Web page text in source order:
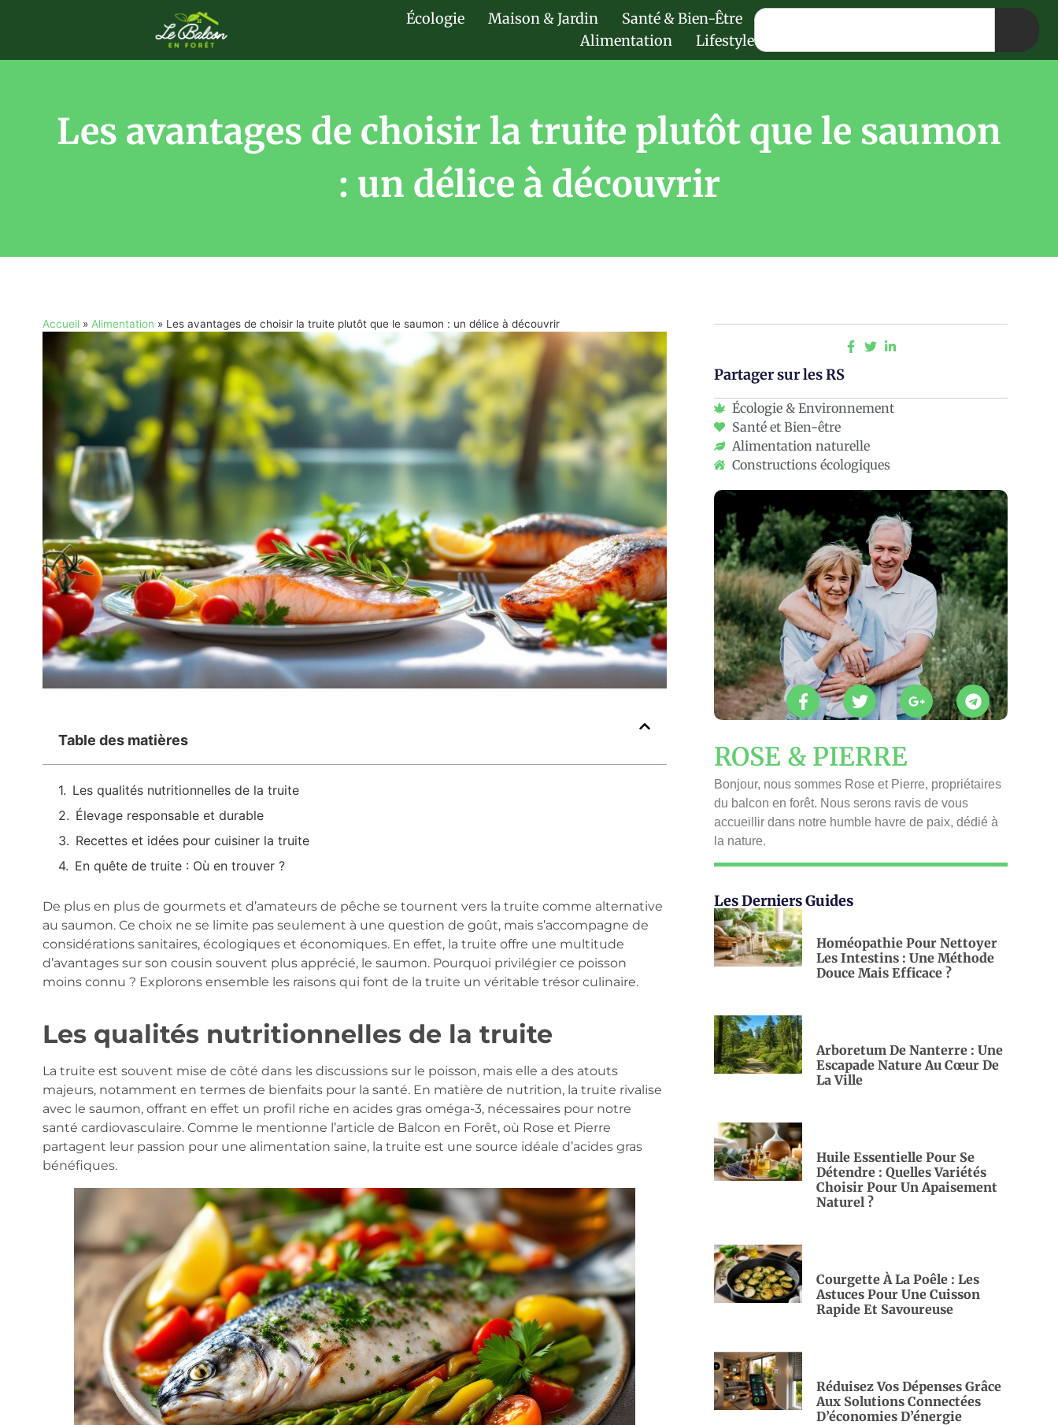
Écologie Maison & Jardin
Santé & Bien-Être
Alimentation
Lifestyle
Les avantages de choisir la truite plutôt que le saumon
: un délice à découvrir
Accueil» Alimentation » Les avantages de choisir la truite plutôt que le saumon : un délice à découvrir
Table des matières
Les qualités nutritionnelles de la truite
Élevage responsable et durable
Recettes et idées pour cuisiner la truite
En quête de truite : Où en trouver ?
De plus en plus de gourmets et d’amateurs de pêche se tournent vers la truite comme alternative
au saumon. Ce choix ne se limite pas seulement à une question de goût, mais s’accompagne de
considérations sanitaires, écologiques et économiques. En effet, la truite offre une multitude
d’avantages sur son cousin souvent plus apprécié, le saumon. Pourquoi privilégier ce poisson
moins connu ? Explorons ensemble les raisons qui font de la truite un véritable trésor culinaire.
Les qualités nutritionnelles de la truite
La truite est souvent mise de côté dans les discussions sur le poisson, mais elle a des atouts
majeurs, notamment en termes de bienfaits pour la santé. En matière de nutrition, la truite rivalise
avec le saumon, offrant en effet un profil riche en acides gras oméga-3, nécessaires pour notre
santé cardiovasculaire. Comme le mentionne l’article de Balcon en Forêt, où Rose et Pierre
partagent leur passion pour une alimentation saine, la truite est une source idéale d’acides gras
bénéfiques.
Partager sur les RS
Écologie & Environnement
Santé et Bien-être
Alimentation naturelle
Constructions écologiques
ROSE & PIERRE
Bonjour, nous sommes Rose et Pierre, propriétaires
du balcon en forêt. Nous serons ravis de vous
accueillir dans notre humble havre de paix, dédié à
la nature.
Les Derniers Guides
Homéopathie Pour Nettoyer
Les Intestins : Une Méthode
Douce Mais Efficace ?
Arboretum De Nanterre : Une
Escapade Nature Au Cœur De
La Ville
Huile Essentielle Pour Se
Détendre : Quelles Variétés
Choisir Pour Un Apaisement
Naturel ?
Courgette À La Poêle : Les
Astuces Pour Une Cuisson
Rapide Et Savoureuse
Réduisez Vos Dépenses Grâce
Aux Solutions Connectées
D’économies D’énergie